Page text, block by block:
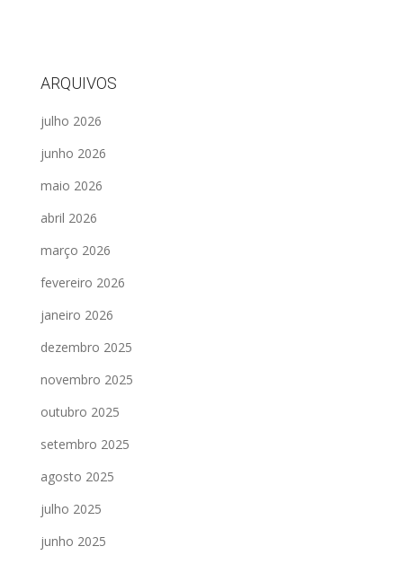
ARQUIVOS
julho 2026
junho 2026
maio 2026
abril 2026
março 2026
fevereiro 2026
janeiro 2026
dezembro 2025
novembro 2025
outubro 2025
setembro 2025
agosto 2025
julho 2025
junho 2025